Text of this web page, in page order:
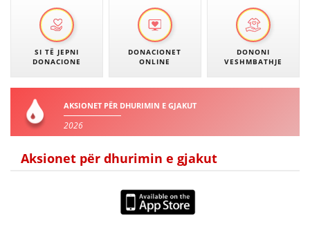
PËRDORIMIN DHE MBROJTJEN E STEMËS
SOCIALO-HUMANITARE
SI TË JEPNI DONACIONE
PROJEKTE
SI TË JEPNI
DONACIONE
DONACIONET
ONLINE
DONONI
VESHMBATHJE
AKSIONET PËR DHURIMIN E GJAKUT
2026
Aksionet për dhurimin e gjakut